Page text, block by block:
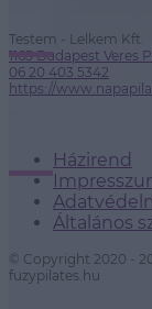
Testem - Lelkem Kft.
1165 Budapest Veres
06 20 403 5342
https://
Házirend
Általános
© Copyright 2020 -
fuzypilates.hu